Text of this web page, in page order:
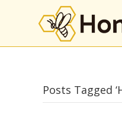
Posts Tagged